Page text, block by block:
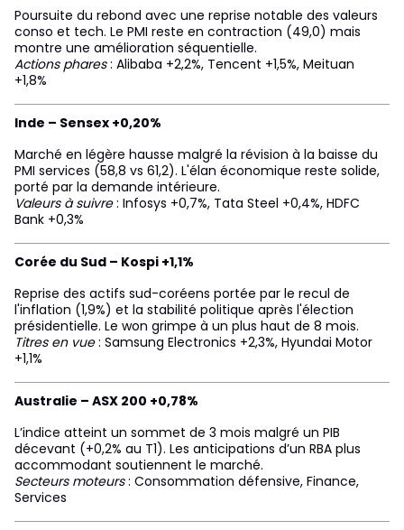
Poursuite du rebond avec une reprise notable des valeurs
conso et tech. Le PMI reste en contraction (49,0) mais
montre une amélioration séquentielle.
Actions phares: Alibaba +2,2%, Tencent +1,5%, Meituan
+1,8%
Inde – Sensex +0,20%
Marché en légère hausse malgré la révision à la baisse du
PMI services (58,8 vs 61,2). L'élan économique reste solide,
porté par la demande intérieure.
Valeurs à suivre: Infosys +0,7%, Tata Steel +0,4%, HDFC
Bank +0,3%
Corée du Sud – Kospi +1,1%
Reprise des actifs sud-coréens portée par le recul de
l'inflation (1,9%) et la stabilité politique après l'élection
présidentielle. Le won grimpe à un plus haut de 8 mois.
Titres en vue: Samsung Electronics +2,3%, Hyundai Motor
+1,1%
Australie – ASX 200 +0,78%
L’indice atteint un sommet de 3 mois malgré un PIB
décevant (+0,2% au T1). Les anticipations d’un RBA plus
accommodant soutiennent le marché.
Secteurs moteurs: Consommation défensive, Finance,
Services